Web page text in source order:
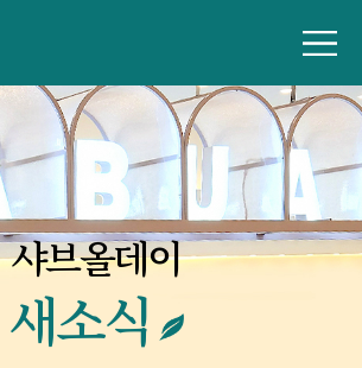
샤브올데이
새소식